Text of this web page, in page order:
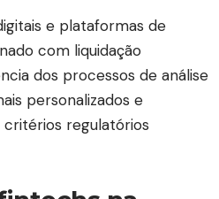
e plataformas de
com liquidação
dos processos de análise
personalizados e
regulatórios